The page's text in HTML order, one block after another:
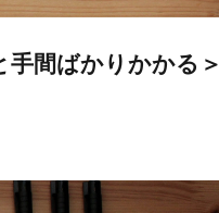
間ばかりかかる＞